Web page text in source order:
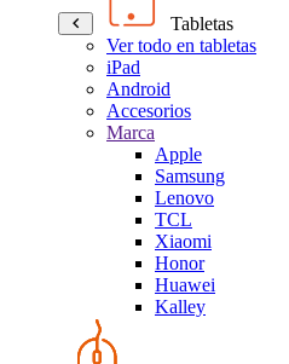
Tabletas
Ver todo en tabletas
iPad
Android
Accesorios
Marca
Apple
Samsung
Lenovo
TCL
Xiaomi
Honor
Huawei
Kalley